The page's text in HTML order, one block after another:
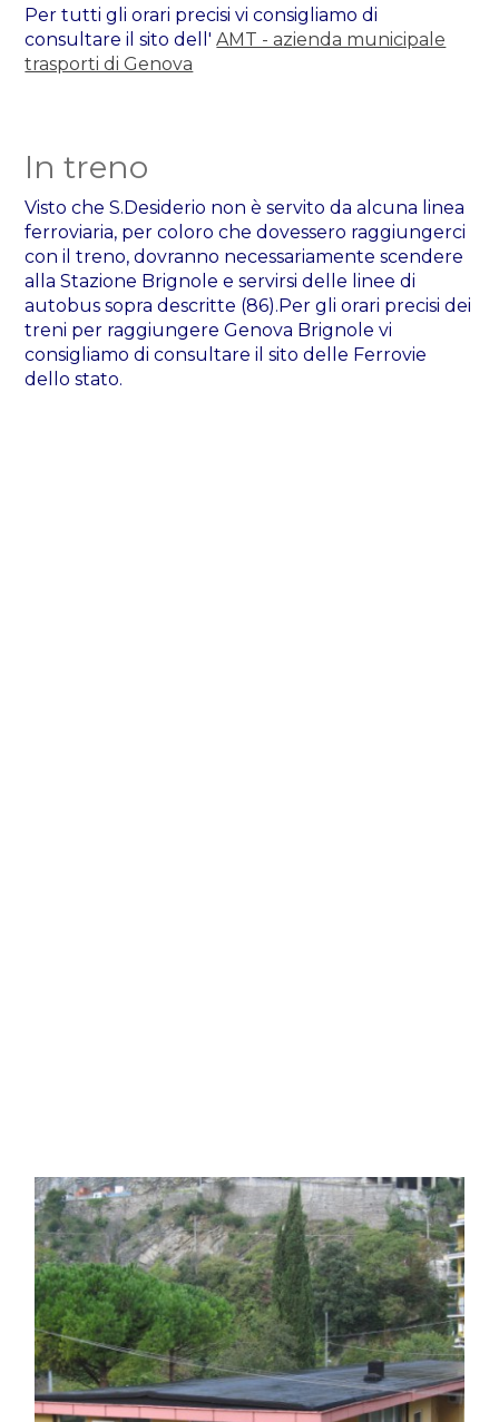
Per tutti gli orari precisi vi consigliamo di
consultare il sito dell'AMT - azienda municipale
trasporti di Genova
In treno
Visto che S.Desiderio non è servito da alcuna linea
ferroviaria, per coloro che dovessero raggiungerci
con il treno, dovranno necessariamente scendere
alla Stazione Brignole e servirsi delle linee di
autobus sopra descritte (86).Per gli orari precisi dei
treni per raggiungere Genova Brignole vi
consigliamo di consultare il sito delle Ferrovie
dello stato.